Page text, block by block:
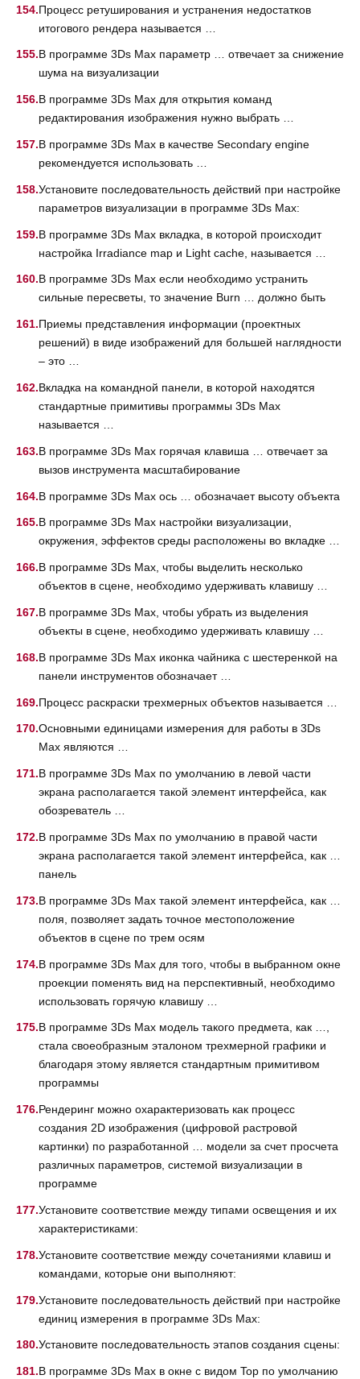
Процесс ретуширования и устранения недостатков
итогового рендера называется …
В программе 3Ds Max параметр … отвечает за снижение
шума на визуализации
В программе 3Ds Max для открытия команд
редактирования изображения нужно выбрать …
В программе 3Ds Max в качестве Secondary engine
рекомендуется использовать …
Установите последовательность действий при настройке
параметров визуализации в программе 3Ds Max:
В программе 3Ds Max вкладка, в которой происходит
настройка Irradiance map и Light cache, называется …
В программе 3Ds Max если необходимо устранить
сильные пересветы, то значение Burn … должно быть
Приемы представления информации (проектных
решений) в виде изображений для большей наглядности
– это …
Вкладка на командной панели, в которой находятся
стандартные примитивы программы 3Ds Max
называется …
В программе 3Ds Max горячая клавиша … отвечает за
вызов инструмента масштабирование
В программе 3Ds Max ось … обозначает высоту объекта
В программе 3Ds Max настройки визуализации,
окружения, эффектов среды расположены во вкладке …
В программе 3Ds Max, чтобы выделить несколько
объектов в сцене, необходимо удерживать клавишу …
В программе 3Ds Max, чтобы убрать из выделения
объекты в сцене, необходимо удерживать клавишу …
В программе 3Ds Max иконка чайника с шестеренкой на
панели инструментов обозначает …
Процесс раскраски трехмерных объектов называется …
Основными единицами измерения для работы в 3Ds
Max являются …
В программе 3Ds Max по умолчанию в левой части
экрана располагается такой элемент интерфейса, как
обозреватель …
В программе 3Ds Max по умолчанию в правой части
экрана располагается такой элемент интерфейса, как …
панель
В программе 3Ds Max такой элемент интерфейса, как …
поля, позволяет задать точное местоположение
объектов в сцене по трем осям
В программе 3Ds Max для того, чтобы в выбранном окне
проекции поменять вид на перспективный, необходимо
использовать горячую клавишу …
В программе 3Ds Max модель такого предмета, как …,
стала своеобразным эталоном трехмерной графики и
благодаря этому является стандартным примитивом
программы
Рендеринг можно охарактеризовать как процесс
создания 2D изображения (цифровой растровой
картинки) по разработанной … модели за счет просчета
различных параметров, системой визуализации в
программе
Установите соответствие между типами освещения и их
характеристиками:
Установите соответствие между сочетаниями клавиш и
командами, которые они выполняют:
Установите последовательность действий при настройке
единиц измерения в программе 3Ds Max:
Установите последовательность этапов создания сцены:
В программе 3Ds Max в окне с видом Top по умолчанию